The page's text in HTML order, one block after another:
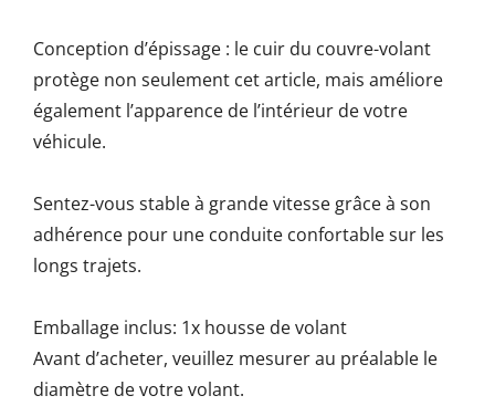
Conception d’épissage : le cuir du couvre-volant
protège non seulement cet article, mais améliore
également l’apparence de l’intérieur de votre
véhicule.
Sentez-vous stable à grande vitesse grâce à son
adhérence pour une conduite confortable sur les
longs trajets.
Emballage inclus: 1x housse de volant
Avant d’acheter, veuillez mesurer au préalable le
diamètre de votre volant.